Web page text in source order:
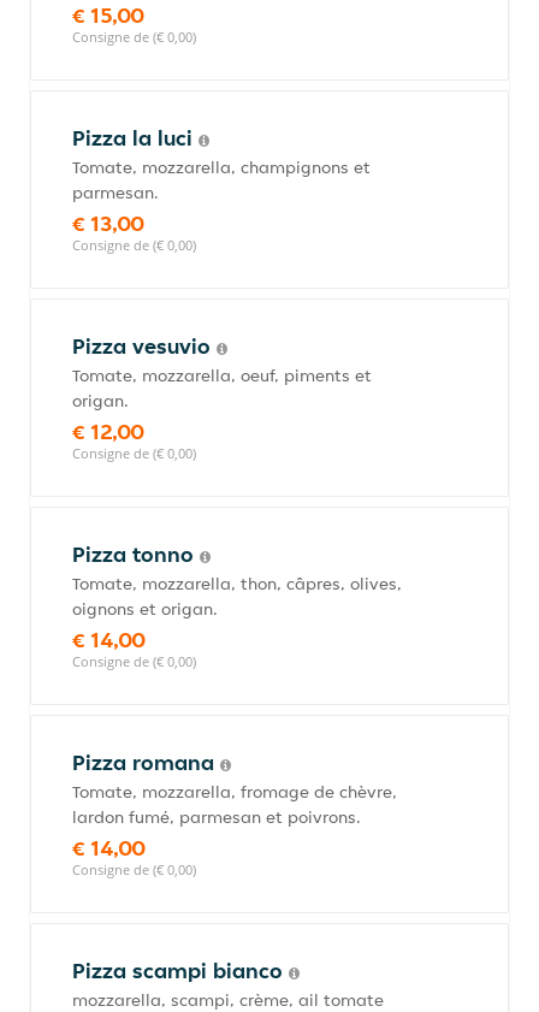
€ 15,00
Consigne de (€ 0,00)
Pizza la luci
Tomate, mozzarella, champignons et
parmesan.
€ 13,00
Consigne de (€ 0,00)
Pizza vesuvio
Tomate, mozzarella, oeuf, piments et
origan.
€ 12,00
Consigne de (€ 0,00)
Pizza tonno
Tomate, mozzarella, thon, câpres, olives,
oignons et origan.
€ 14,00
Consigne de (€ 0,00)
Pizza romana
Tomate, mozzarella, fromage de chèvre,
lardon fumé, parmesan et poivrons.
€ 14,00
Consigne de (€ 0,00)
Pizza scampi bianco
mozzarella, scampi, crème, ail tomate